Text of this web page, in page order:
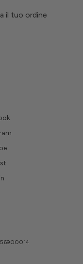
il tuo ordine